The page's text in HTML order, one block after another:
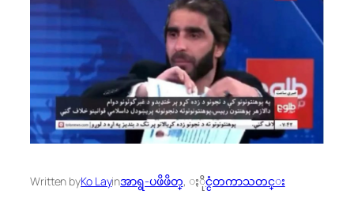
Written byKo Layinအာရွ-ပဖိဖိတ္, ႏိုင္ငံတကာသတင္း